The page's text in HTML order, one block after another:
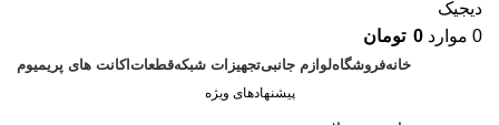
0 موارد 0 تومان
خانهفروشگاهلوازم جانبیتجهیزات شبکهقطعات اکانت های پریمیوم
پیشنهادهای ویژه